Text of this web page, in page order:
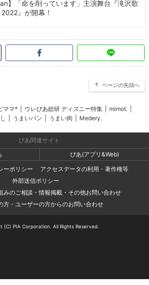
】「命を削っています」主演舞台『滝沢歌
』が開幕！
ページの先頭へ
ママ* ウレぴあ総研 ディズニー特集 mimot.
うまいパン うまい肉 Medery.
ぴあ関連サイト
ぴあ(アプリ&Web)
ーポリシー
アクセスデータの利用・著作権等
外部送信ポリシー
みのご相談・情報掲載・その他お問い合わせ
方・ユーザーの方からのお問い合わせ
(C) PIA Corporation. All Rights Reserved.